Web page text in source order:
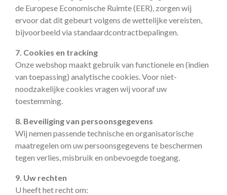
de Europese Economische Ruimte (EER), zorgen wij
ervoor dat dit gebeurt volgens de wettelijke vereisten,
bijvoorbeeld via standaardcontractbepalingen.
7. Cookies en tracking
Onze webshop maakt gebruik van functionele en (indien
van toepassing) analytische cookies. Voor niet-
noodzakelijke cookies vragen wij vooraf uw
toestemming.
8. Beveiliging van persoonsgegevens
Wij nemen passende technische en organisatorische
maatregelen om uw persoonsgegevens te beschermen
tegen verlies, misbruik en onbevoegde toegang.
9. Uw rechten
U heeft het recht om: